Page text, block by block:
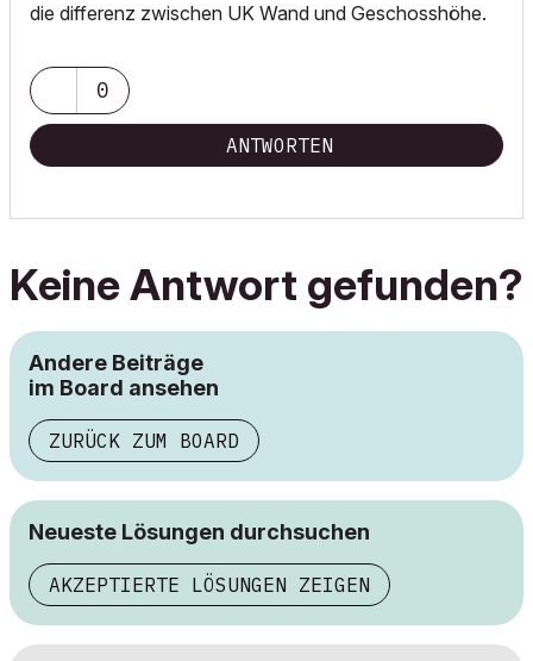
die differenz zwischen UK Wand und Geschosshöhe.
0
ANTWORTEN
Keine Antwort gefunden?
Andere Beiträge
im Board ansehen
ZURÜCK ZUM BOARD
Neueste Lösungen durchsuchen
AKZEPTIERTE LÖSUNGEN ZEIGEN